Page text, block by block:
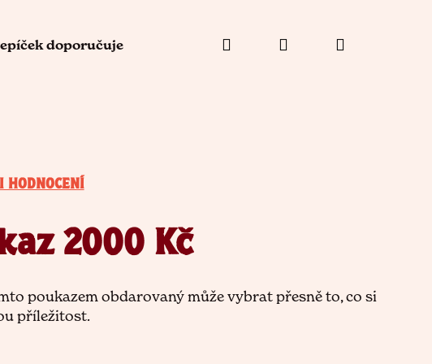
doporučuje Hledat PřihlášeníNákupní
HODNOCENÍ
2000 Kč
poukazem obdarovaný může vybrat přesně to, co si
příležitost.